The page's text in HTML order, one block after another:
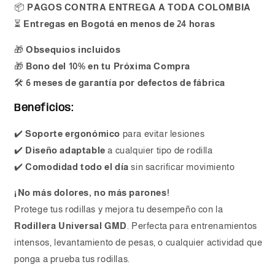
📦 PAGOS CONTRA ENTREGA A TODA COLOMBIA
⏳ Entregas en Bogotá en menos de 24 horas
🎁Obsequios incluidos
🎁 Bono del 10% en tu Próxima Compra
🛠6 meses de garantía por defectos de fábrica
Beneficios:
✔️Soporte ergonómico para evitar lesiones
✔️ Diseño adaptable a cualquier tipo de rodilla
✔️Comodidad todo el día sin sacrificar movimiento
¡No más dolores, no más parones!
Protege tus rodillas y mejora tu desempeño con la
Rodillera Universal GMD . Perfecta para entrenamientos
intensos, levantamiento de pesas, o cualquier actividad que
ponga a prueba tus rodillas.